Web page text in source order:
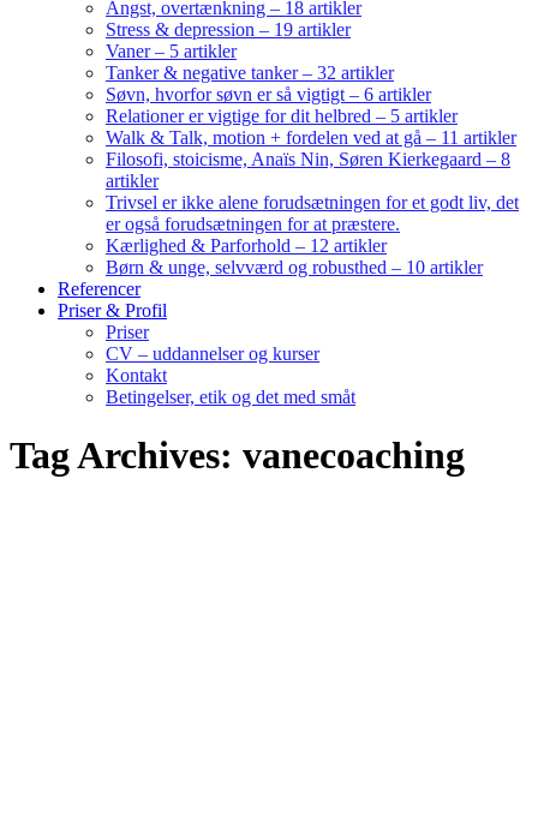
Angst, overtænkning – 18 artikler
Stress & depression – 19 artikler
Vaner – 5 artikler
Tanker & negative tanker – 32 artikler
Søvn, hvorfor søvn er så vigtigt – 6 artikler
Relationer er vigtige for dit helbred – 5 artikler
Walk & Talk, motion + fordelen ved at gå – 11 artikler
Filosofi, stoicisme, Anaïs Nin, Søren Kierkegaard – 8
artikler
Trivsel er ikke alene forudsætningen for et godt liv, det
er også forudsætningen for at præstere.
Kærlighed & Parforhold – 12 artikler
Børn & unge, selvværd og robusthed – 10 artikler
Referencer
Priser & Profil
Priser
CV – uddannelser og kurser
Kontakt
Betingelser, etik og det med småt
Tag Archives: vanecoaching